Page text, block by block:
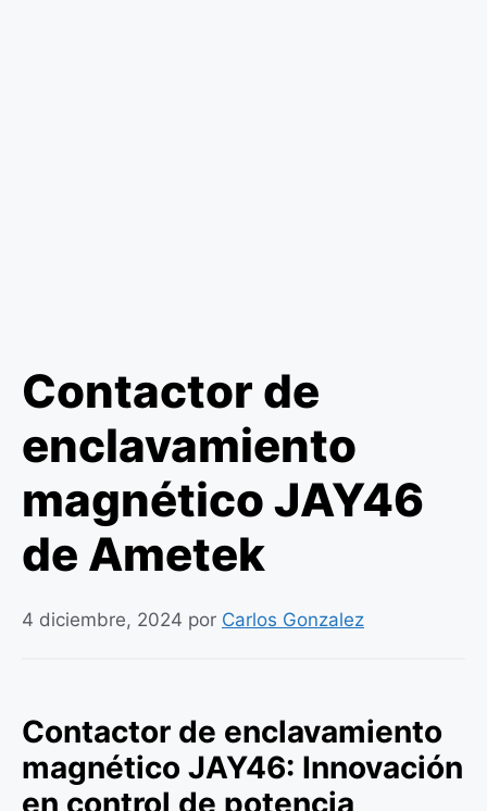
Contactor de
enclavamiento
magnético JAY46
de Ametek
4 diciembre, 2024 por Carlos Gonzalez
Contactor de enclavamiento
magnético JAY46: Innovación
en control de potencia